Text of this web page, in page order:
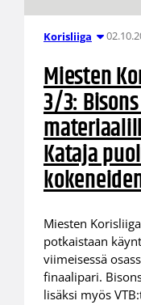
Korisliiga
Miesten
3/3:
Kataja
Miesten
potkaistaan
viimeisessä
finaalipari.
lisäksi myös